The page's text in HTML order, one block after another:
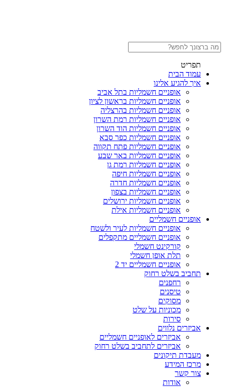
תפריט
עמוד הבית
איך להגיע אלינו
אופניים חשמליות בתל אביב
אופניים חשמליות בראשון לציון
אופניים חשמליות בהרצליה
אופניים חשמליות רמת השרון
אופניים חשמליות הוד השרון
אופניים חשמליות כפר סבא
אופניים חשמליות פתח תקווה
אופניים חשמליות באר שבע
אופניים חשמליות רמת גן
אופניים חשמליות חיפה
אופניים חשמליות חדרה
אופניים חשמליות בצפון
אופניים חשמליות ירושלים
אופניים חשמליות אילת
אופניים חשמליים
אופניים חשמליות לעיר ולשטח
אופניים חשמליים מתקפלים
קורקינט חשמלי
תלת אופן חשמלי
אופניים חשמליים יד 2
תחביב בשלט רחוק
רחפנים
טיסנים
מסוקים
מכוניות על שלט
סירות
אביזרים נלווים
אביזרים לאופניים חשמליים
אביזרים לתחביב בשלט רחוק
מעבדת תיקונים
מרכז המידע
צור קשר
אודות